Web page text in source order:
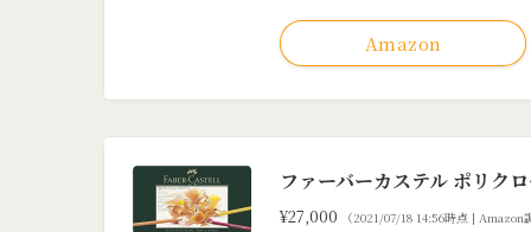
Amazon
ファーバーカステル ポリク
¥27,000 （2021/07/18 14:56時点 | Amazon